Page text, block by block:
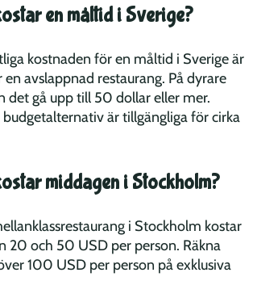
en måltid i Sverige?
kostnaden för en måltid i Sverige är
en avslappnad restaurang. På dyrare
det gå upp till 50 dollar eller mer.
är tillgängliga för cirka
middagen i Stockholm?
i Stockholm kostar
20 och 50 USD per person. Räkna
100 USD per person på exklusiva